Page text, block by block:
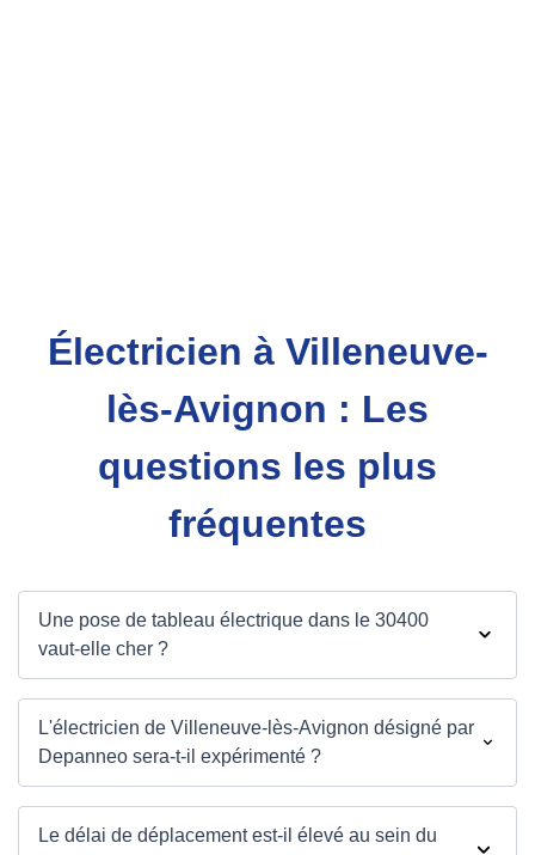
Électricien à Villeneuve-
lès-Avignon : Les
questions les plus
fréquentes
Une pose de tableau électrique dans le 30400
vaut-elle cher ?
L'électricien de Villeneuve-lès-Avignon désigné par
Depanneo sera-t-il expérimenté ?
Le délai de déplacement est-il élevé au sein du